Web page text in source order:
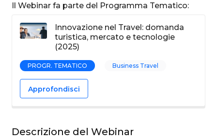
Il Webinar fa parte del Programma Tematico:
Innovazione nel Travel: domanda
turistica, mercato e tecnologie
(2025)
PROGR. TEMATICO Business Travel
Approfondisci
Descrizione del Webinar